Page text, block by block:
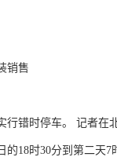
销售
行错时停车。 记者在
18时30分到第二天7